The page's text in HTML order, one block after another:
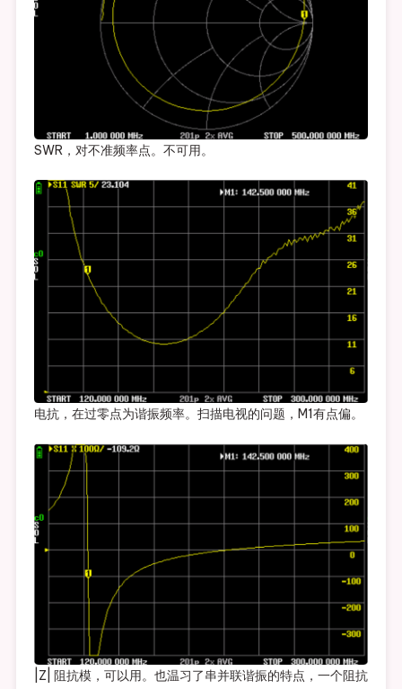
SWR，对不准频率点。不可用。
电抗，在过零点为谐振频率。扫描电视的问题，M1有点偏。
|Z| 阻抗模，可以用。也温习了串并联谐振的特点，一个阻抗